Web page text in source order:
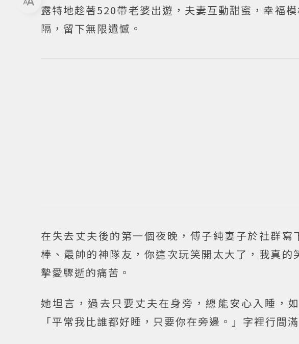
露特地趁著520帶老婆出遊，夫妻互動甜蜜，幸福
隔，留下無限遺憾。
在失去丈夫後的第一個夜晚，傅子純妻子於社群
棒、最帥的神隊友，你這次玩笑開太大了，我真
摯愛驟逝的痛苦。
她坦言，過去只要丈夫在身旁，總能安心入睡，
「平常我比誰都好睡，只要你在旁邊。」字裡行間